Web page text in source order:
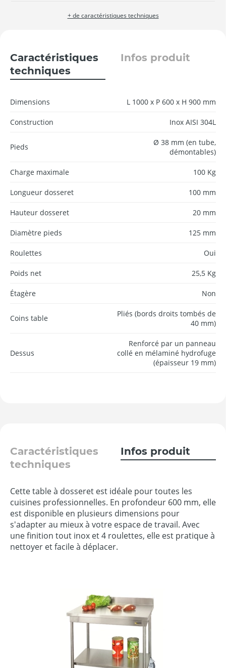
+ de caractéristiques techniques
Caractéristiques
techniques
Infos produit
Dimensions L 1000 x P 600 x H 900 mm
Construction Inox AISI 304L
Pieds
Ø 38 mm (en tube,
démontables)
Charge maximale 100 Kg
Longueur dosseret 100 mm
Hauteur dosseret 20 mm
Diamètre pieds 125 mm
Roulettes Oui
Poids net 25,5 Kg
Étagère Non
Coins table
Pliés (bords droits tombés de
40 mm)
Dessus
Renforcé par un panneau
collé en mélaminé hydrofuge
(épaisseur 19 mm)
Caractéristiques
techniques
Infos produit
Cette table à dosseret est idéale pour toutes les
cuisines professionnelles. En profondeur 600 mm, elle
est disponible en plusieurs dimensions pour
s'adapter au mieux à votre espace de travail. Avec
une finition tout inox et 4 roulettes, elle est pratique à
nettoyer et facile à déplacer.